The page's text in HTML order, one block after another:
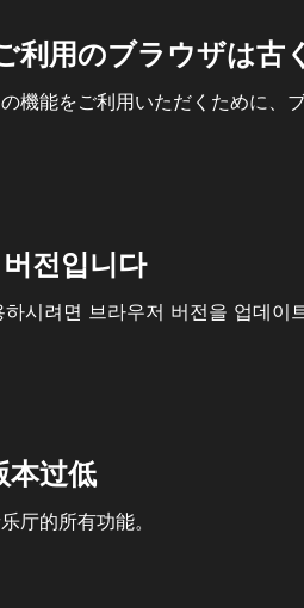
利用のブラウザは古
機能をご利用いただくために、
전입니다
시려면 브라우저 버전을 업데이
本过低
厅的所有功能。